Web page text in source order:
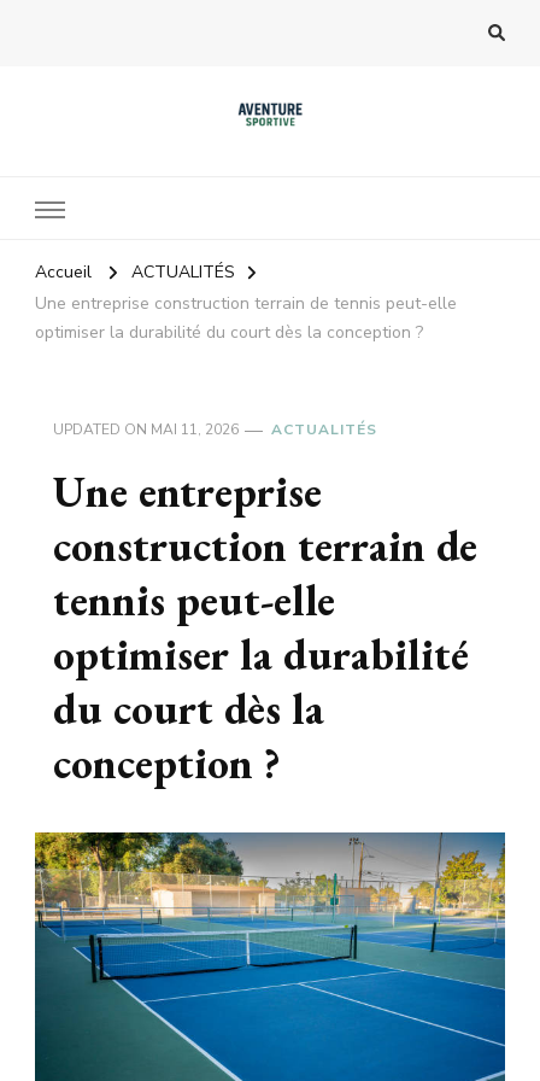
Accueil
ACTUALITÉS
Une entreprise construction terrain de tennis peut-elle
optimiser la durabilité du court dès la conception ?
UPDATED ON MAI 11, 2026 ACTUALITÉS
Une entreprise
construction terrain de
tennis peut-elle
optimiser la durabilité
du court dès la
conception ?